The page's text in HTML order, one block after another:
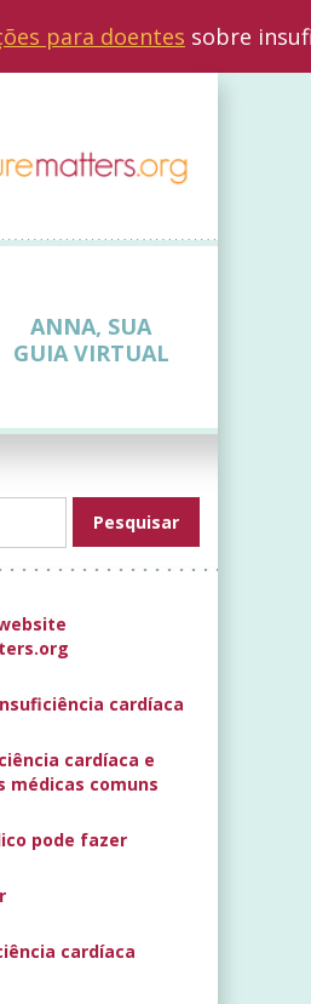
para doentes sobre
ANNA, SUA
GUIA VIRTUAL
cardíaca
cardíaca e
médicas comuns
pode fazer
cardíaca